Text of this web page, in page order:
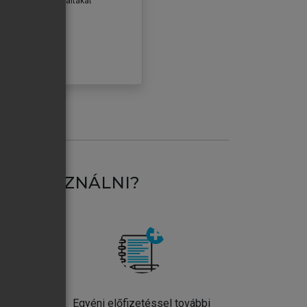
HASZNÁLNI?
Egyéni előfizetéssel további